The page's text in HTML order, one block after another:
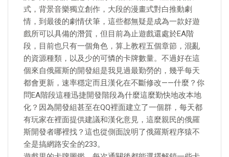
式，背景音樂獨立創作，大段的漫畫式對白推動劇
情，到最後的劇情伏筆，這些都無疑是成為一款好遊
戲所可以具備的潛質，但目前為止遊戲還處於EA階
段，目前也只有一個角色，算上教程五個章節，混亂
的資源種類，以及少的可憐的卡牌數量。不過好在這
個來自俄羅斯的開發組是我見過最勤勞的，幾乎每天
都會更新，速率穩定而且漢化在不斷修改——什麼？你
問EA階段這種迅捷開發階段為什麼這麼勤快地改本地
化？因為開發組甚至在QQ裡面建立了一個群，每天都
有玩家在裡面提供建議和漢化意見，這麼親民的俄羅
斯開發者哪裡找？這也從側面說明了俄羅斯程序猿不
全是搞網路安全的233。